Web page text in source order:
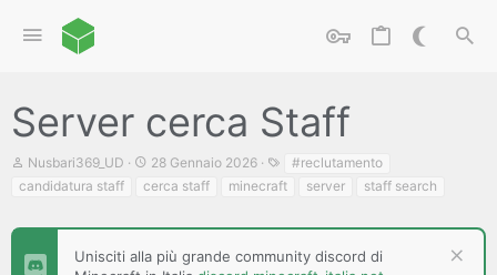
Server cerca Staff
C
e
t
r
Nusbari369_UD
D
t
d
i
28 Gennaio 2026
a
g
#reclutamento
candidatura staff
cerca staff minecraft server staff search
Unisciti alla più grande community discord di